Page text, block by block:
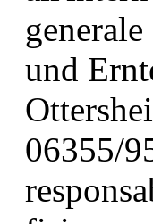
und
06355/